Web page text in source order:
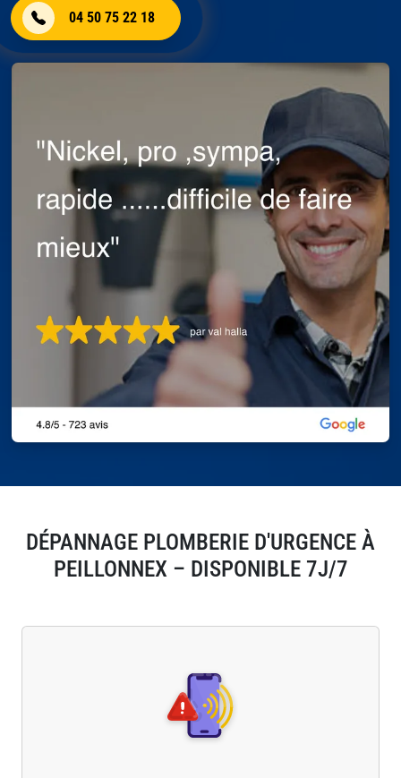
04 50 75 22 18
DÉPANNAGE PLOMBERIE D'URGENCE À
PEILLONNEX – DISPONIBLE 7J/7